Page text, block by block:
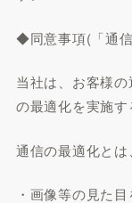
◆同意事項(「通
当社は、お客様
の最適化を実施す
通信の最適化とは
・画像等の見た